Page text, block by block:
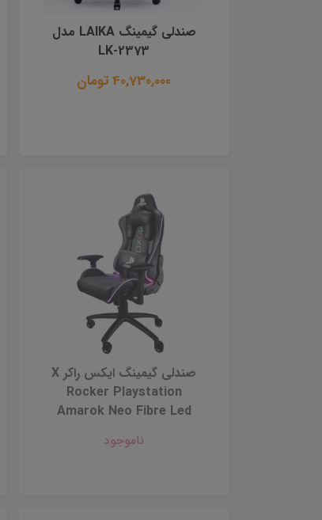
صندلی گیمینگ LAIKA مدل
LK-2373
40,730,000 تومان
صندلی گیمینگ ایکس راکر X
Rocker Playstation
Amarok Neo Fibre Led
ناموجود